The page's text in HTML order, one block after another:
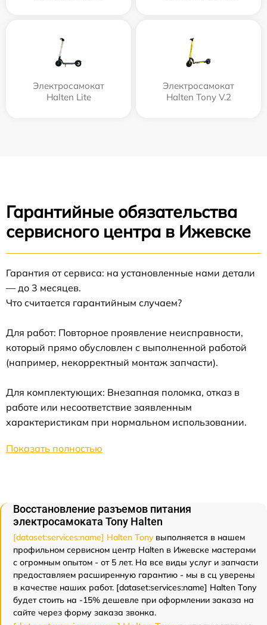
Электросамокат
Halten Lite
Электросамокат
Halten Tony V.2
Гарантийные обязательства
сервисного центра в Ижевске
Гарантия от сервиса: на установленные нами детали
— до 3 месяцев.
Что считается гарантийным случаем?
Для работ: Повторное проявление неисправности,
который прямо обусловлен с выполненной работой
(например, некорректный монтаж запчасти).
Для комплектующих: Внезапная поломка, отказ в
работе или несоответствие заявленным
характеристикам при нормальном использовании.
Показать полностью
Восстановление разъемов питания
электросамоката Tony Halten
[dataset:services:name] Halten Tonyвыполняется в нашем
профильном сервисном центр Halten в Ижевске мастерами
с огромным опытом - от 5 лет. На все виды услуг и запчасти
предоставляем расширенную гарантию - мы в сц уверены
в качестве наших работ. [dataset:services:name] Halten Tony
будет стоить на -15% дешевле при оформлении заказа на
сайте через форму заказа звонка.